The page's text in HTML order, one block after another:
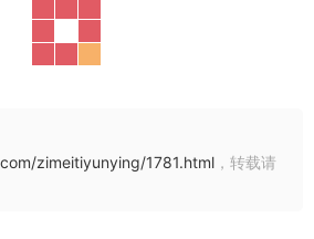
zimeitiyunying/1781.html ，转载请